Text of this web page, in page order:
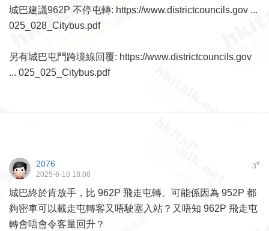
城巴建議962P 不停屯轉: https://www.districtcouncils.gov ...
025_028_Citybus.pdf
另有城巴屯門跨境線回覆: https://www.districtcouncils.gov
... 025_025_Citybus.pdf
3#
2076
2025-6-10 18:08
城巴終於肯放手，比 962P 飛走屯轉。可能係因為 952P 都
夠密車可以載走屯轉客又唔駛塞入站？又唔知 962P 飛走屯
轉會唔會令客量回升？